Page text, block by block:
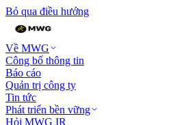
Bỏ qua điều hướng
Về MWG
Công bố thông tin
Báo cáo
Quản trị công ty
Tin tức
Phát triển bền vững
Hỏi MWG IR